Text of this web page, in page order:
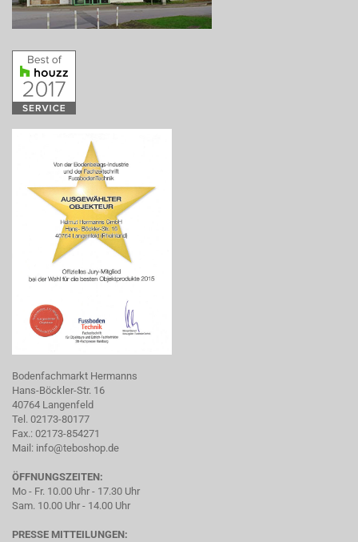
Bodenfachmarkt Hermanns
Hans-Böckler-Str. 16
40764 Langenfeld
Tel. 02173-80177
Fax.: 02173-854271
Mail: info@teboshop.de
ÖFFNUNGSZEITEN:
Mo - Fr. 10.00 Uhr - 17.30 Uhr
Sam. 10.00 Uhr - 14.00 Uhr
PRESSE MITTEILUNGEN: